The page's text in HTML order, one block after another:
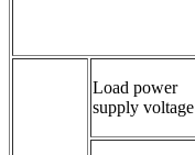
Load power
supply voltage